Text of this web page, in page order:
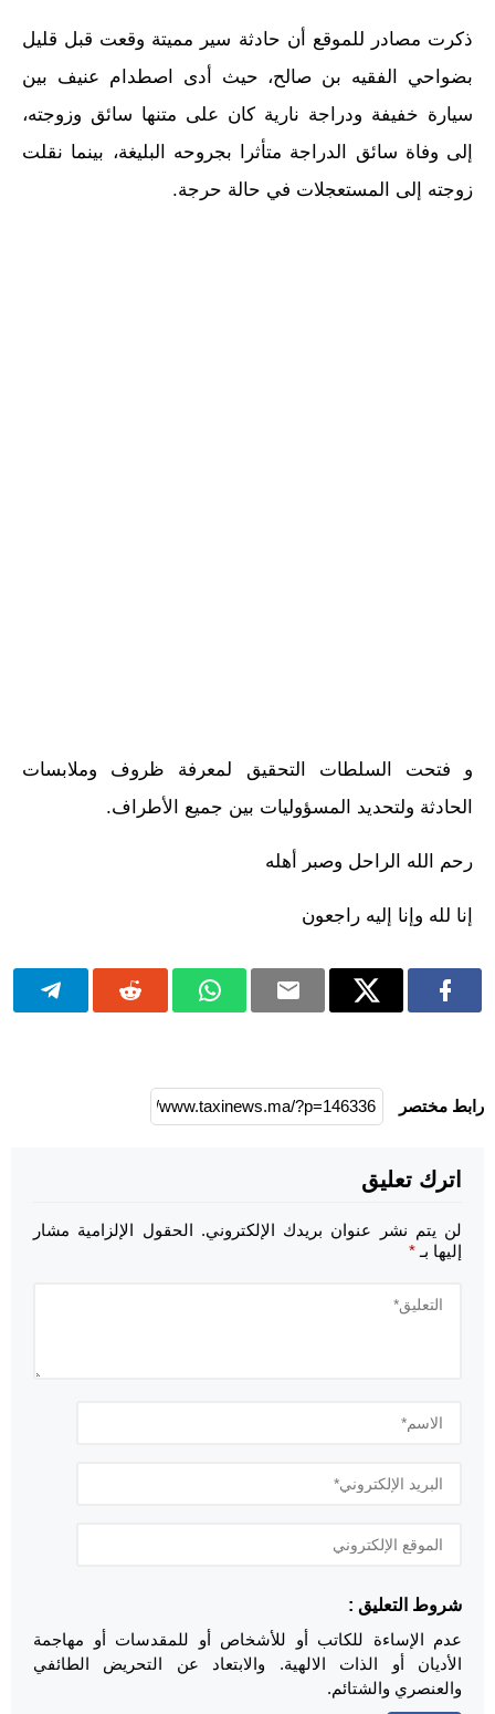
ذكرت مصادر للموقع أن حادثة سير مميتة وقعت قبل قليل
بضواحي الفقيه بن صالح، حيث أدى اصطدام عنيف بين
سيارة خفيفة ودراجة نارية كان على متنها سائق وزوجته،
إلى وفاة سائق الدراجة متأثرا بجروحه البليغة، بينما نقلت
زوجته إلى المستعجلات في حالة حرجة.
و فتحت السلطات التحقيق لمعرفة ظروف وملابسات
الحادثة ولتحديد المسؤوليات بين جميع الأطراف.
رحم الله الراحل وصبر أهله
إنا لله وإنا إليه راجعون
رابط مختصر
اترك تعليق
لن يتم نشر عنوان بريدك الإلكتروني. الحقول الإلزامية مشار
إليها بـ *
شروط التعليق :
عدم الإساءة للكاتب أو للأشخاص أو للمقدسات أو مهاجمة
الأديان أو الذات الالهية. والابتعاد عن التحريض الطائفي
والعنصري والشتائم.